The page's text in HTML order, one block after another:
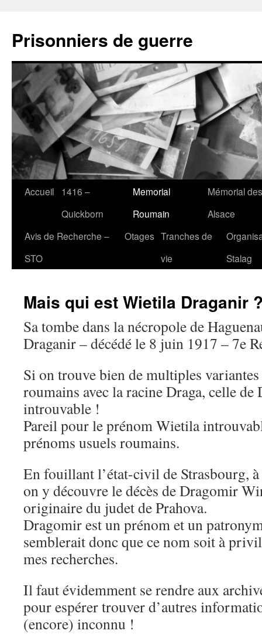
contenu
Prisonniers de guerre
Accueil
1416 –
Quickborn
Memorial
Roumain
Mémorial
Alsace
Avis de Recherche –
STO
Otages Tranches de
vie
Stalag
Mais qui est Wietila Draganir
Sa tombe dans la nécropole de
Draganir – décédé le 8 juin 1917 – 7e
Si on trouve bien de multiples
roumains avec la racine Draga, celle de
introuvable !
Pareil pour le prénom Wietila
prénoms usuels roumains.
En fouillant l’état-civil de Strasbourg,
on y découvre le décès de Dragomir
originaire du judet de Prahova.
Dragomir est un prénom et un
semblerait donc que ce nom soit à
mes recherches.
Il faut évidemment se rendre aux
pour espérer trouver d’autres
(encore) inconnu !